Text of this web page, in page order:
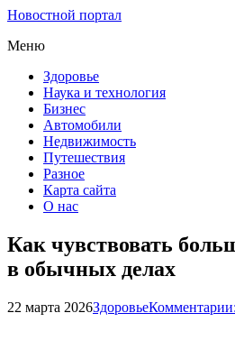
Новостной портал
Меню
Здоровье
Наука и технология
Бизнес
Автомобили
Недвижимость
Путешествия
Разное
Карта сайта
О нас
Как чувствовать
в обычных делах
22 марта 2026Здоровье